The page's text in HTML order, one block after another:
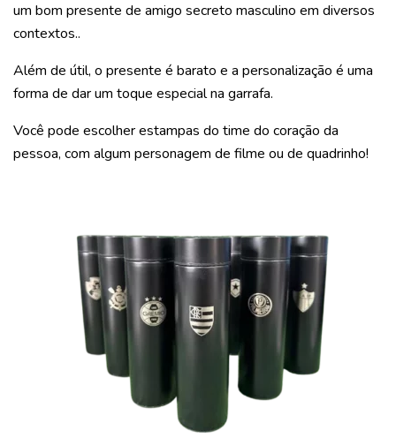
um bom presente de amigo secreto masculino em diversos
contextos..
Além de útil, o presente é barato e a personalização é uma
forma de dar um toque especial na garrafa.
Você pode escolher estampas do time do coração da
pessoa, com algum personagem de filme ou de quadrinho!